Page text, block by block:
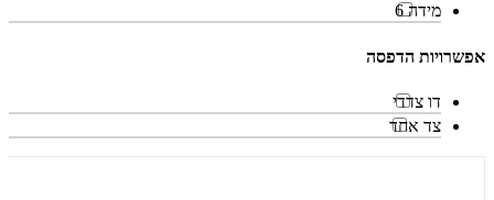
מידה 6
אפשרויות הדפסה
דו צדדי
צד אחד